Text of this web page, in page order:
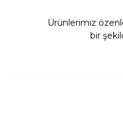
Ürünlerimiz
bir